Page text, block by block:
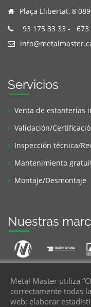
Plaça Llibertat, 8
93 175 33 33 -
673
Servicios
Venta de estanterías
Validación/
Inspección técnica/
Mantenimiento
Montaje/Desmontaje
Nuestras
Metal Master utiliza
correctamente todas
web; elaborar